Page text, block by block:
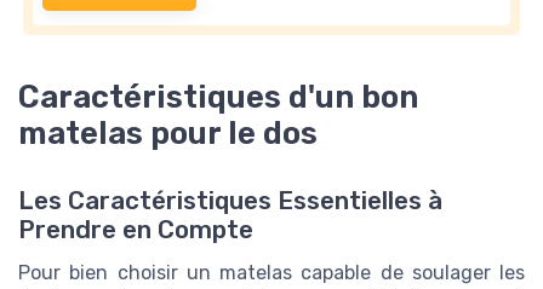
Caractéristiques d'un bon
matelas pour le dos
Les Caractéristiques Essentielles à
Prendre en Compte
Pour bien choisir un matelas capable de soulager les